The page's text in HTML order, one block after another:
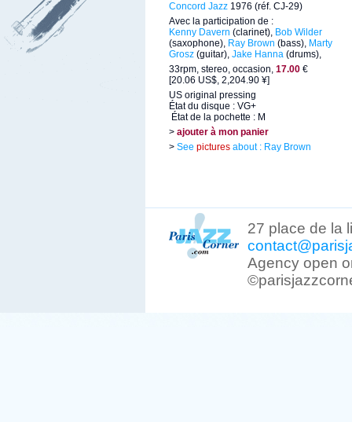
Concord Jazz 1976 (réf. CJ-29)
Avec la participation de :
Kenny Davern (clarinet), Bob Wilder
(saxophone), Ray Brown (bass), Marty
Grosz (guitar), Jake Hanna (drums),
33rpm, stereo, occasion, 17.00 €
[20.06 US$, 2,204.90 ¥]
US original pressing
État du disque : VG+
État de la pochette : M
> ajouter à mon panier
> See pictures about : Ray Brown
27 place de la
Agency open